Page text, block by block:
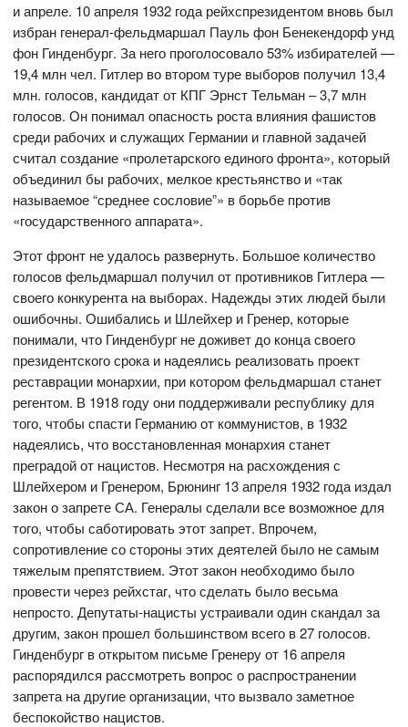
и апреле. 10 апреля 1932 года рейхспрезидентом вновь был
избран генерал-фельдмаршал Пауль фон Бенекендорф унд
фон Гинденбург. За него проголосовало 53% избирателей —
19,4 млн чел. Гитлер во втором туре выборов получил 13,4
млн. голосов, кандидат от КПГ Эрнст Тельман – 3,7 млн
голосов. Он понимал опасность роста влияния фашистов
среди рабочих и служащих Германии и главной задачей
считал создание «пролетарского единого фронта», который
объединил бы рабочих, мелкое крестьянство и «так
называемое “среднее сословие”» в борьбе против
«государственного аппарата».
Этот фронт не удалось развернуть. Большое количество
голосов фельдмаршал получил от противников Гитлера —
своего конкурента на выборах. Надежды этих людей были
ошибочны. Ошибались и Шлейхер и Гренер, которые
понимали, что Гинденбург не доживет до конца своего
президентского срока и надеялись реализовать проект
реставрации монархии, при котором фельдмаршал станет
регентом. В 1918 году они поддерживали республику для
того, чтобы спасти Германию от коммунистов, в 1932
надеялись, что восстановленная монархия станет
преградой от нацистов. Несмотря на расхождения с
Шлейхером и Гренером, Брюнинг 13 апреля 1932 года издал
закон о запрете СА. Генералы сделали все возможное для
того, чтобы саботировать этот запрет. Впрочем,
сопротивление со стороны этих деятелей было не самым
тяжелым препятствием. Этот закон необходимо было
провести через рейхстаг, что сделать было весьма
непросто. Депутаты-нацисты устраивали один скандал за
другим, закон прошел большинством всего в 27 голосов.
Гинденбург в открытом письме Гренеру от 16 апреля
распорядился рассмотреть вопрос о распространении
запрета на другие организации, что вызвало заметное
беспокойство нацистов.